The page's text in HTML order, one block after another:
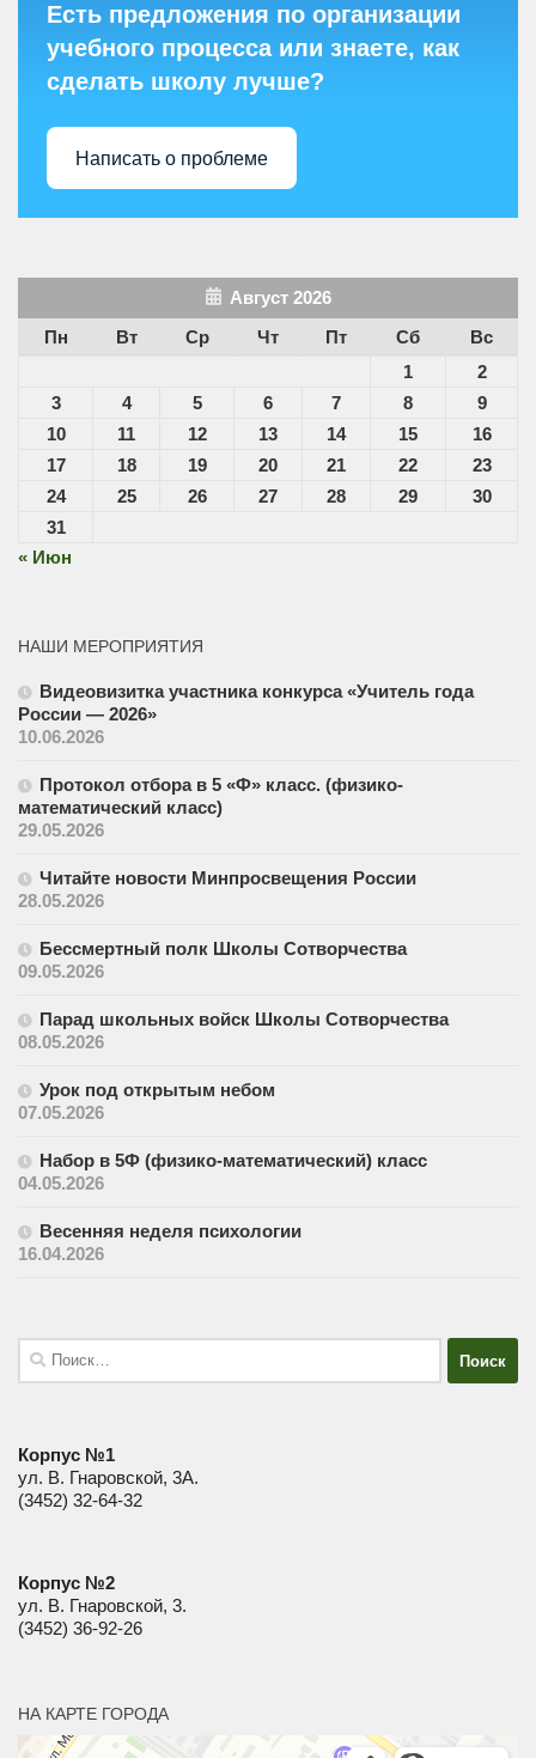
Есть предложения по организации
учебного процесса или знаете, как
сделать школу лучше?
Написать о проблеме
Август 2026
Пн
Вт Ср Чт Пт Сб
Вс
1
2
3
4 5 6 7 8
9
10
11 12 13 14 15
16
17
18 19 20 21 22
23
24
25 26 27 28 29
30
31
« Июн
НАШИ МЕРОПРИЯТИЯ
Видеовизитка участника конкурса «Учитель года
России — 2026»
10.06.2026
Протокол отбора в 5 «Ф» класс. (физико-
математический класс)
29.05.2026
Читайте новости Минпросвещения России
28.05.2026
Бессмертный полк Школы Сотворчества
09.05.2026
Парад школьных войск Школы Сотворчества
08.05.2026
Урок под открытым небом
07.05.2026
Набор в 5Ф (физико-математический) класс
04.05.2026
Весенняя неделя психологии
16.04.2026
Найти:
Корпус №1
ул. В. Гнаровской, 3А.
(3452) 32-64-32
Корпус №2
ул. В. Гнаровской, 3.
(3452) 36-92-26
НА КАРТЕ ГОРОДА